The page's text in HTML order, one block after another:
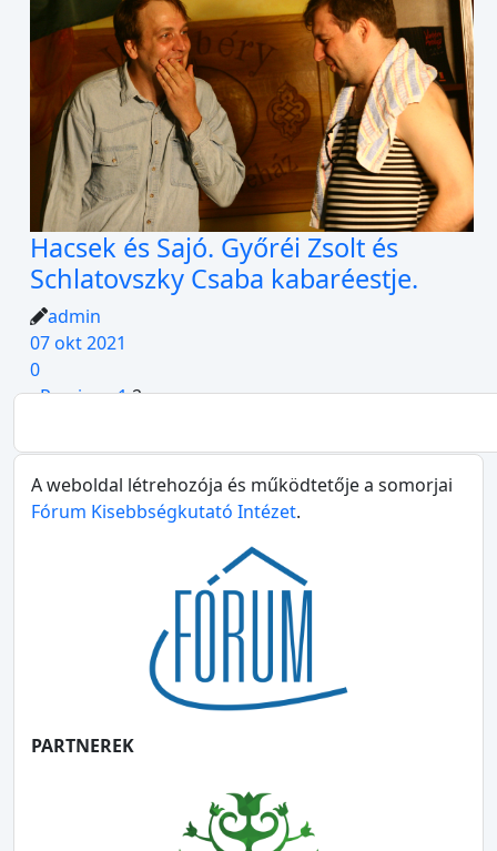
Hacsek és Sajó. Győréi Zsolt és
Schlatovszky Csaba kabaréestje.
admin
07 okt 2021
0
‹ Previous12
A weboldal létrehozója és működtetője a somorjai
Fórum Kisebbségkutató Intézet.
PARTNEREK